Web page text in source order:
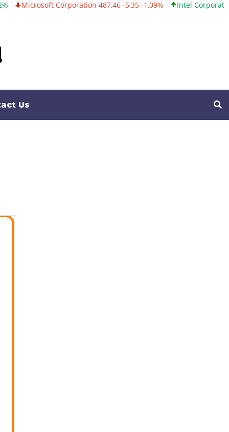
487,46 -5,35 -1,09% Intel Corporation 101,06 +0,20 +0,20%
Us